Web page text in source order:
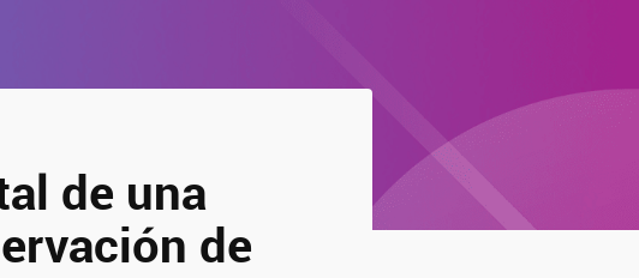
de una
de